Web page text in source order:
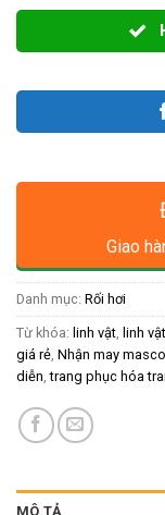
Giao
Danh mục: Rối hơi
Từ khóa: linh vật, linh
giá rẻ, Nhận may
diễn,trang phục hóa
MÔ TẢ